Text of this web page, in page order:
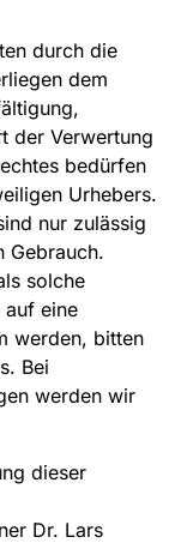
durch die
dem
der Verwertung
bedürfen
Urhebers.
nur zulässig
Gebrauch.
solche
auf eine
werden, bitten
Bei
werden wir
dieser
Dr. Lars